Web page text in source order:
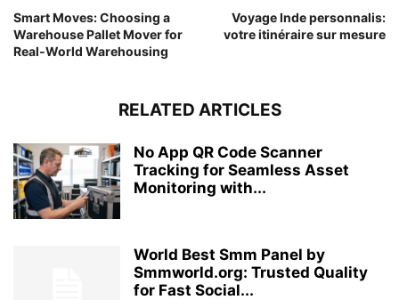
Smart Moves: Choosing a
Warehouse Pallet Mover for
Real‑World Warehousing
Voyage Inde personnalis:
votre itinéraire sur mesure
RELATED ARTICLES
No App QR Code Scanner
Tracking for Seamless Asset
Monitoring with...
World Best Smm Panel by
Smmworld.org: Trusted Quality
for Fast Social...